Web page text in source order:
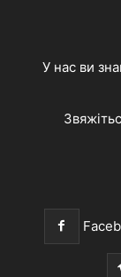
У нас ви